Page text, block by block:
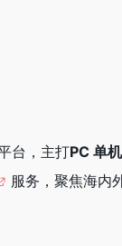
台，主打PC 单机
服务，聚焦海内